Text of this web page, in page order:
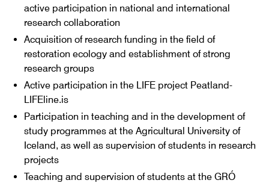
active participation in national and international
research collaboration
Acquisition of research funding in the field of
restoration ecology and establishment of strong
research groups
Active participation in the LIFE project Peatland-
LIFEline.is
Participation in teaching and in the development of
study programmes at the Agricultural University of
Iceland, as well as supervision of students in research
projects
Teaching and supervision of students at the GRÓ